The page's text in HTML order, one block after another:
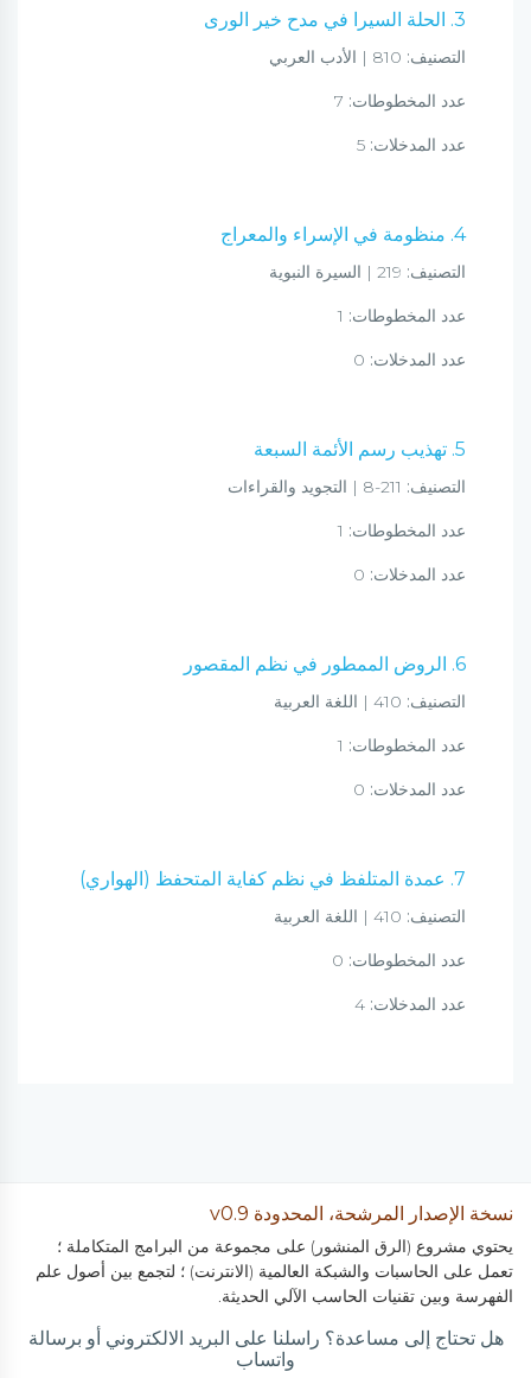
3. الحلة السيرا في مدح خير الورى
التصنيف:
عدد المخطوطات:
عدد المدخلات:
4. منظومة في الإسراء والمعراج
التصنيف:
عدد المخطوطات:
عدد المدخلات:
5. تهذيب رسم الأئمة السبعة
التصنيف:
عدد المخطوطات:
عدد المدخلات:
6. الروض الممطور في نظم المقصور
التصنيف:
عدد المخطوطات:
عدد المدخلات:
7. عمدة المتلفظ في نظم كفاية المتحفظ (الهواري)
التصنيف:
عدد المخطوطات:
عدد المدخلات:
نسخة الإصدار المرشحة، المحدودة v0.9
يحتوي مشروع (الرق المنشور) على مجموعة من البرامج المتكاملة ؛
تعمل على الحاسبات والشبكة العالمية (الانترنت) ؛ لتجمع بين أصول علم
الفهرسة وبين تقنيات الحاسب الآلي الحديثة.
هل تحتاج إلى مساعدة؟ راسلنا على البريد الالكتروني أو برسالة
واتساب